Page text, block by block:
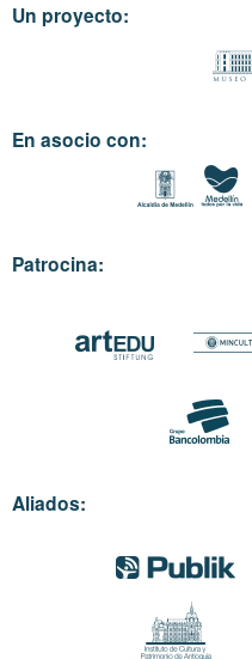
Un proyecto:
En asocio con:
Patrocina:
Aliados: